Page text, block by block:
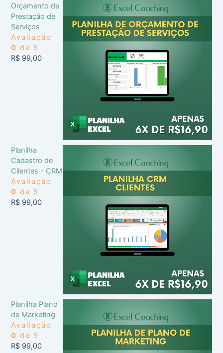
Orçamento de
Prestação de
Serviços
Avaliação
0 de 5
R$ 99,00
Planilha
Cadastro de
Clientes - CRM
Avaliação
0 de 5
R$ 99,00
Planilha Plano
de Marketing
Avaliação
0 de 5
R$ 99,00